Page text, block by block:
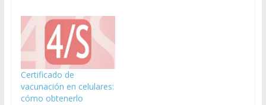
Certificado de
vacunación en celulares:
cómo obtenerlo